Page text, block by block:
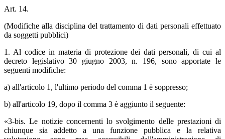
Art. 14.
(Modifiche alla disciplina del trattamento di dati personali effettuato
da soggetti pubblici)
1. Al codice in materia di protezione dei dati personali, di cui al
decreto legislativo 30 giugno 2003, n. 196, sono apportate le
seguenti modifiche:
a) all'articolo 1, l'ultimo periodo del comma 1 è soppresso;
b) all'articolo 19, dopo il comma 3 è aggiunto il seguente:
«3-bis. Le notizie concernenti lo svolgimento delle prestazioni di
chiunque sia addetto a una funzione pubblica e la relativa